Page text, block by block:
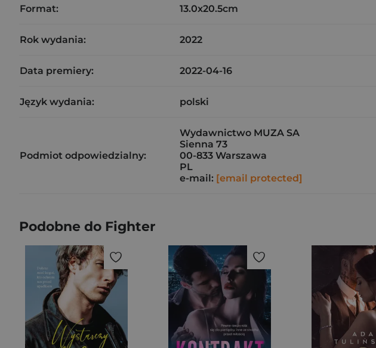
Format: 13.0x20.5cm
Rok wydania: 2022
Data premiery: 2022-04-16
Język wydania: polski
Podmiot odpowiedzialny:
Wydawnictwo MUZA SA
Sienna 73
00-833 Warszawa
PL
e-mail: [email protected]
Podobne do Fighter